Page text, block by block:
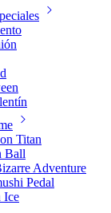
Titan
Ball
Adventure
Pedal
Ice